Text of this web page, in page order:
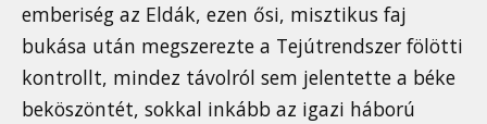
emberiség az Eldák, ezen ősi, misztikus faj
bukása után megszerezte a Tejútrendszer fölötti
kontrollt, mindez távolról sem jelentette a béke
beköszöntét, sokkal inkább az igazi háború